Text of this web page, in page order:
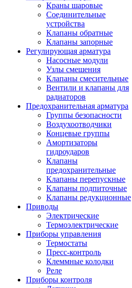
Краны шаровые
Соединительные
устройства
Клапаны обратные
Клапаны запорные
Регулирующая арматура
Насосные модули
Узлы смешения
Клапаны смесительные
Вентили и клапаны для
радиаторов
Предохранительная арматура
Группы безопасности
Воздухоотводчики
Концевые группы
Амортизаторы
гидроударов
Клапаны
предохранительные
Клапаны перепускные
Клапаны подпиточные
Клапаны редукционные
Приводы
Электрические
Термоэлектрические
Приборы управления
Термостаты
Пресс-контроль
Клеммные колодки
Реле
Приборы контроля